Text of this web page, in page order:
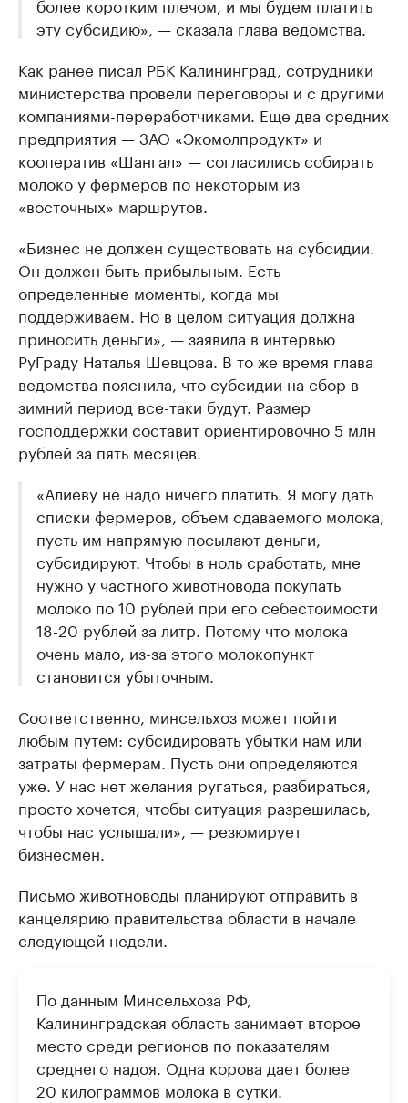
более коротким плечом, и мы будем платить
эту субсидию», — сказала глава ведомства.
Как ранее писал РБК Калининград, сотрудники
министерства провели переговоры и с другими
компаниями-переработчиками. Еще два средних
предприятия — ЗАО «Экомолпродукт» и
кооператив «Шангал» — согласились собирать
молоко у фермеров по некоторым из
«восточных» маршрутов.
«Бизнес не должен существовать на субсидии.
Он должен быть прибыльным. Есть
определенные моменты, когда мы
поддерживаем. Но в целом ситуация должна
приносить деньги», — заявила в интервью
РуГраду Наталья Шевцова. В то же время глава
ведомства пояснила, что субсидии на сбор в
зимний период все-таки будут. Размер
господдержки составит ориентировочно 5 млн
рублей за пять месяцев.
«Алиеву не надо ничего платить. Я могу дать
списки фермеров, объем сдаваемого молока,
пусть им напрямую посылают деньги,
субсидируют. Чтобы в ноль сработать, мне
нужно у частного животновода покупать
молоко по 10 рублей при его себестоимости
18-20 рублей за литр. Потому что молока
очень мало, из-за этого молокопункт
становится убыточным.
Соответственно, минсельхоз может пойти
любым путем: субсидировать убытки нам или
затраты фермерам. Пусть они определяются
уже. У нас нет желания ругаться, разбираться,
просто хочется, чтобы ситуация разрешилась,
чтобы нас услышали», — резюмирует
бизнесмен.
Письмо животноводы планируют отправить в
канцелярию правительства области в начале
следующей недели.
По данным Минсельхоза РФ,
Калининградская область занимает второе
место среди регионов по показателям
среднего надоя. Одна корова дает более
20 килограммов молока в сутки.